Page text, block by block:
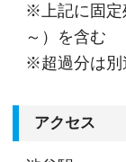
※上記に固定
～）を含む
※超過分は別
アクセス